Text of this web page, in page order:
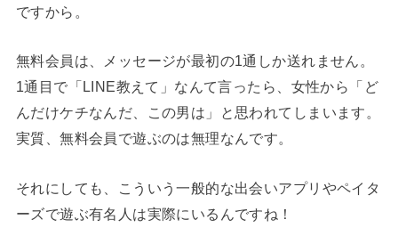
ですから。
無料会員は、メッセージが最初の1通しか送れません。
1通目で「LINE教えて」なんて言ったら、女性から「ど
んだけケチなんだ、この男は」と思われてしまいます。
実質、無料会員で遊ぶのは無理なんです。
それにしても、こういう一般的な出会いアプリやペイタ
ーズで遊ぶ有名人は実際にいるんですね！